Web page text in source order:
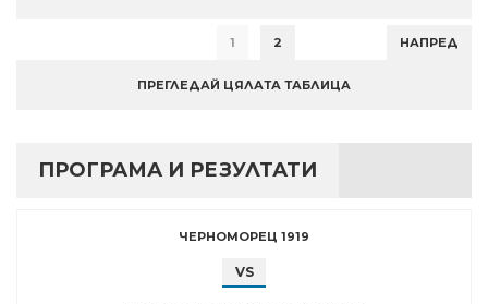
1 2 НАПРЕД
ПРЕГЛЕДАЙ ЦЯЛАТА ТАБЛИЦА
ПРОГРАМА И РЕЗУЛТАТИ
ЧЕРНОМОРЕЦ 1919
VS